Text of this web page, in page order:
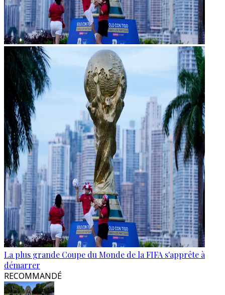
La plus grande Coupe du Monde de la FIFA s'apprête à
démarrer
RECOMMANDÉ